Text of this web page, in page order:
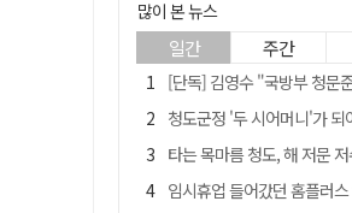
많이 본 뉴스
일간 주간
[단독] 김영수 "국방부 청문준비단, 안규백 탈
청도군정 '두 시어머니'가 되어
타는 목마름 청도, 해 저문 저수지 둑에 군수
임시휴업 들어갔던 홈플러스 영주점, 7일 영업 재개…